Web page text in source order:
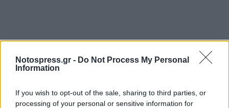
Notospress.gr - Do Not Process My Personal
Information
If you wish to opt-out of the sale, sharing to third parties, or
processing of your personal or sensitive information for